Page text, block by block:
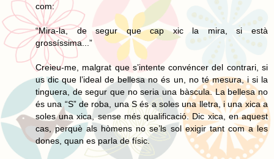
com:
“Mira-la, de segur que cap xic la mira, si està
grossíssima...”
Creieu-me, malgrat que s’intente convéncer del contrari, si
us dic que l’ideal de bellesa no és un, no té mesura, i si la
tinguera, de segur que no seria una bàscula. La bellesa no
és una “S” de roba, una S és a soles una lletra, i una xica a
soles una xica, sense més qualificació. Dic xica, en aquest
cas, perquè als hòmens no se’ls sol exigir tant com a les
dones, quan es parla de físic.